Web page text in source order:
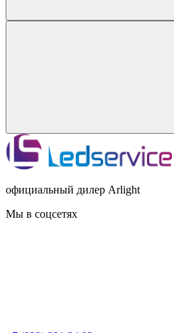
официальный дилер Arlight
Мы в соцсетях